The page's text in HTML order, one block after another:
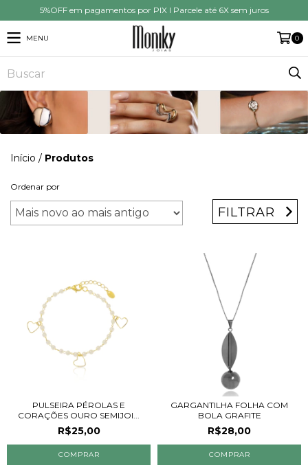
5%OFF em pagamentos por PIX I Parcele até 6X sem juros
MENU 0
Início / Produtos
Ordenar por
FILTRAR
PULSEIRA PÉROLAS E
CORAÇÕES OURO SEMIJOI...
R$25,00
GARGANTILHA FOLHA COM
BOLA GRAFITE
R$28,00